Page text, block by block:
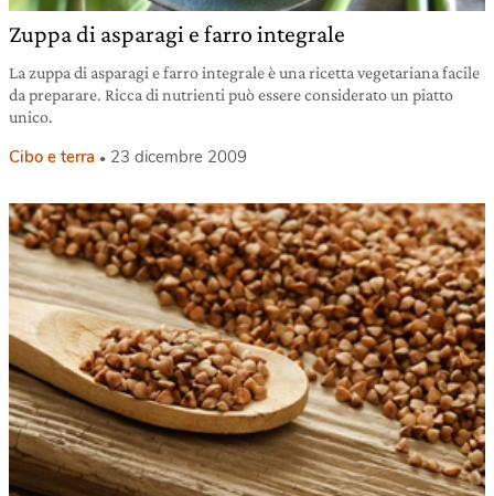
Zuppa di asparagi e farro integrale
La zuppa di asparagi e farro integrale è una ricetta vegetariana facile
da preparare. Ricca di nutrienti può essere considerato un piatto
unico.
Cibo e terra 23 dicembre 2009